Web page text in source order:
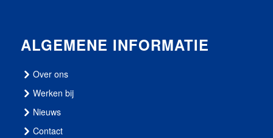
ALGEMENE INFORMATIE
Over ons
Werken bij
Nieuws
Contact